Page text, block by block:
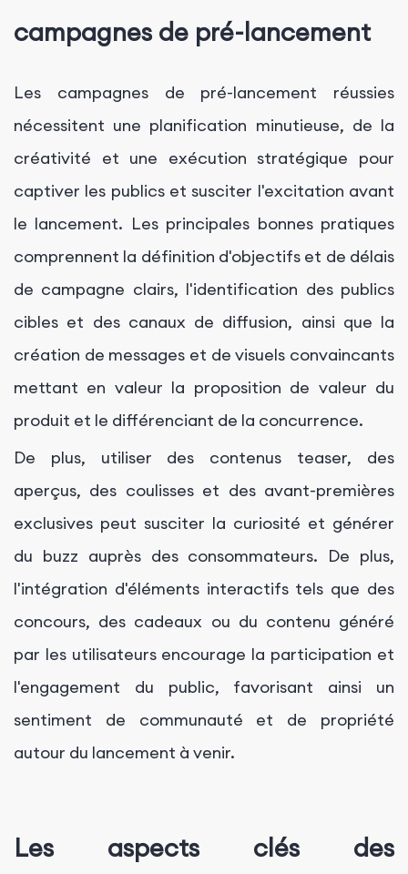
campagnes de pré-lancement
Les campagnes de pré-lancement réussies
nécessitent une planification minutieuse, de la
créativité et une exécution stratégique pour
captiver les publics et susciter l'excitation avant
le lancement. Les principales bonnes pratiques
comprennent la définition d'objectifs et de délais
de campagne clairs, l'identification des publics
cibles et des canaux de diffusion, ainsi que la
création de messages et de visuels convaincants
mettant en valeur la proposition de valeur du
produit et le différenciant de la concurrence.
De plus, utiliser des contenus teaser, des
aperçus, des coulisses et des avant-premières
exclusives peut susciter la curiosité et générer
du buzz auprès des consommateurs. De plus,
l'intégration d'éléments interactifs tels que des
concours, des cadeaux ou du contenu généré
par les utilisateurs encourage la participation et
l'engagement du public, favorisant ainsi un
sentiment de communauté et de propriété
autour du lancement à venir.
Les aspects clés des